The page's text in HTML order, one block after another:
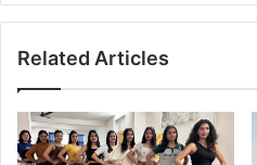
Related Articles